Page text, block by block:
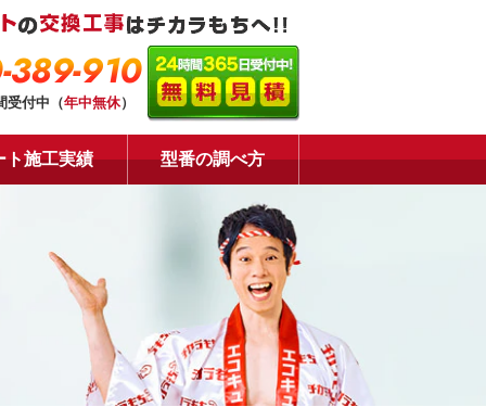
389-910
受付中（年中無休）
ト施工実績 型番の調べ方